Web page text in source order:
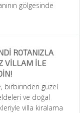
gölgesinde
ROTANIZLA
VILLAM ILE
birbirinden güzel
ve doğal
villa kiralama